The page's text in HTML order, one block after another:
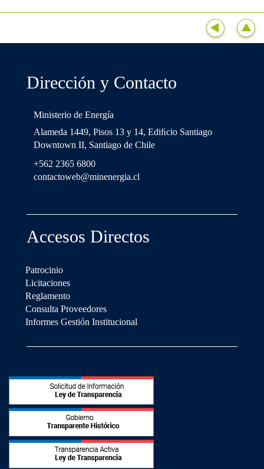
Dirección y Contacto
Ministerio de Energía
Alameda 1449, Pisos 13 y 14, Ediﬁcio Santiago
Downtown II, Santiago de Chile
+562 2365 6800
contactoweb@minenergia.cl
Accesos Directos
Patrocinio
Licitaciones
Reglamento
Consulta Proveedores
Informes Gestión Institucional